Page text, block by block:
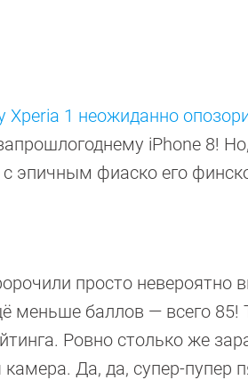
1 неожиданно
iPhone 8!
эпичным фиаско его
просто невероятно
меньше баллов — всего 85!
Ровно столько же
Да, да, супер-пупер